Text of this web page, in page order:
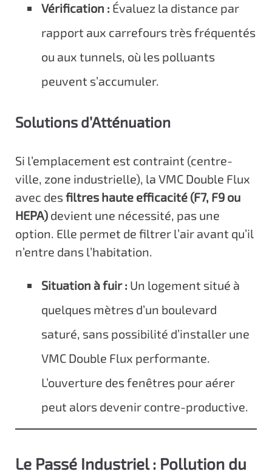
Vérification : Évaluez la distance par
rapport aux carrefours très fréquentés
ou aux tunnels, où les polluants
peuvent s’accumuler.
Solutions d’Atténuation
Si l’emplacement est contraint (centre-
ville, zone industrielle), la VMC Double Flux
avec desfiltres haute efficacité (F7, F9 ou
HEPA) devient une nécessité, pas une
option. Elle permet de filtrer l’air avant qu’il
n’entre dans l’habitation.
Situation à fuir : Un logement situé à
quelques mètres d’un boulevard
saturé, sans possibilité d’installer une
VMC Double Flux performante.
L’ouverture des fenêtres pour aérer
peut alors devenir contre-productive.
Le Passé Industriel : Pollution du